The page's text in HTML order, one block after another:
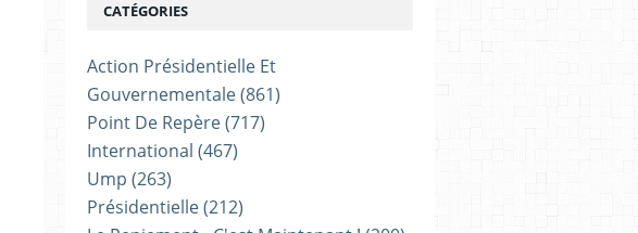
CATÉGORIES
Action Présidentielle Et
Gouvernementale(861)
Point De Repère(717)
International (467)
Ump (263)
Présidentielle(212)